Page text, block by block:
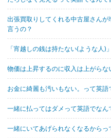
出張買取りしてくれる中古屋さん
言うの？
「宵越しの銭は持たない(ような人)
物価は上昇するのに収入は上がら
お金に綺麗も汚いもない。って英語
一緒に払ってはダメって英語でなん
一緒にいてあげられなくなるからっ